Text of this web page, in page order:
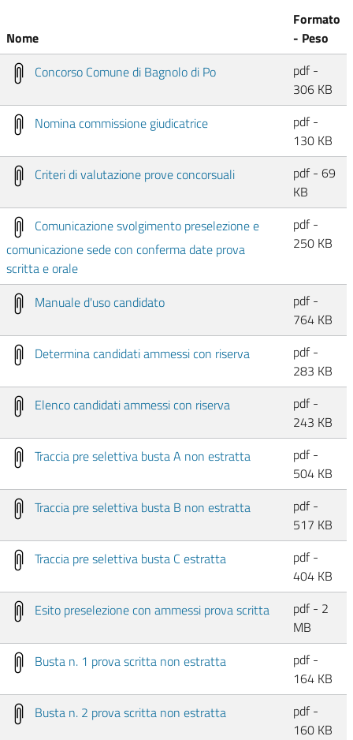
Nome
Formato
- Peso
Concorso Comune di Bagnolo di Po
pdf -
306 KB
Nomina commissione giudicatrice
pdf -
130 KB
Criteri di valutazione prove concorsuali
pdf - 69
KB
Comunicazione svolgimento preselezione e
comunicazione sede con conferma date prova
scritta e orale
pdf -
250 KB
Manuale d'uso candidato
pdf -
764 KB
Determina candidati ammessi con riserva
pdf -
283 KB
Elenco candidati ammessi con riserva
pdf -
243 KB
Traccia pre selettiva busta A non estratta
pdf -
504 KB
Traccia pre selettiva busta B non estratta
pdf -
517 KB
Traccia pre selettiva busta C estratta
pdf -
404 KB
Esito preselezione con ammessi prova scritta
pdf - 2
MB
Busta n. 1 prova scritta non estratta
pdf -
164 KB
Busta n. 2 prova scritta non estratta
pdf -
160 KB